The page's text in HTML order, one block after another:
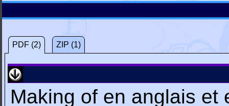
PDF (2) ZIP (1)
Making of en anglais et